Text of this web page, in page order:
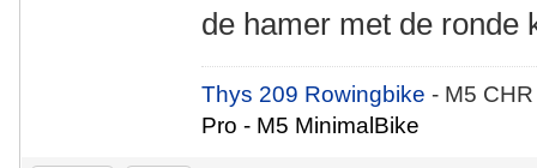
de hamer met de
Thys 209 Rowingbike- M5
Pro - M5 MinimalBike